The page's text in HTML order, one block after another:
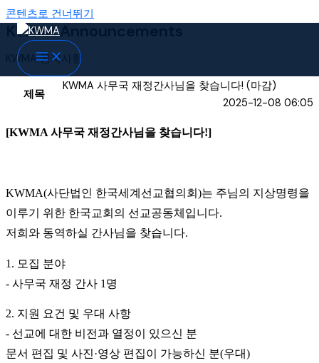
콘텐츠로 건너뛰기
KWMA Announcements
KWMA 공지사항
제목
KWMA 사무국 재정간사님을 찾습니다! (마감)
2025-12-08 06:05
[KWMA 사무국 재정간사님을 찾습니다!]
KWMA(사단법인 한국세계선교협의회 )는 주님의 지상명령을
이루기 위한 한국교회의 선교공동체입니다.
저희와 동역하실 간사님을 찾습니다.
1. 모집 분야
- 사무국 재정 간사 1 명
2. 지원 요건 및 우대 사항
- 선교에 대한 비전과 열정이 있으신 분
문서 편집 및 사진·영상 편집이 가능하신 분(우대)